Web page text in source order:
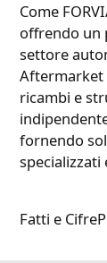
Come
offrendo un
settore
Aftermarket
ricambi e
fornendo
specializzati
Fatti e Cifre